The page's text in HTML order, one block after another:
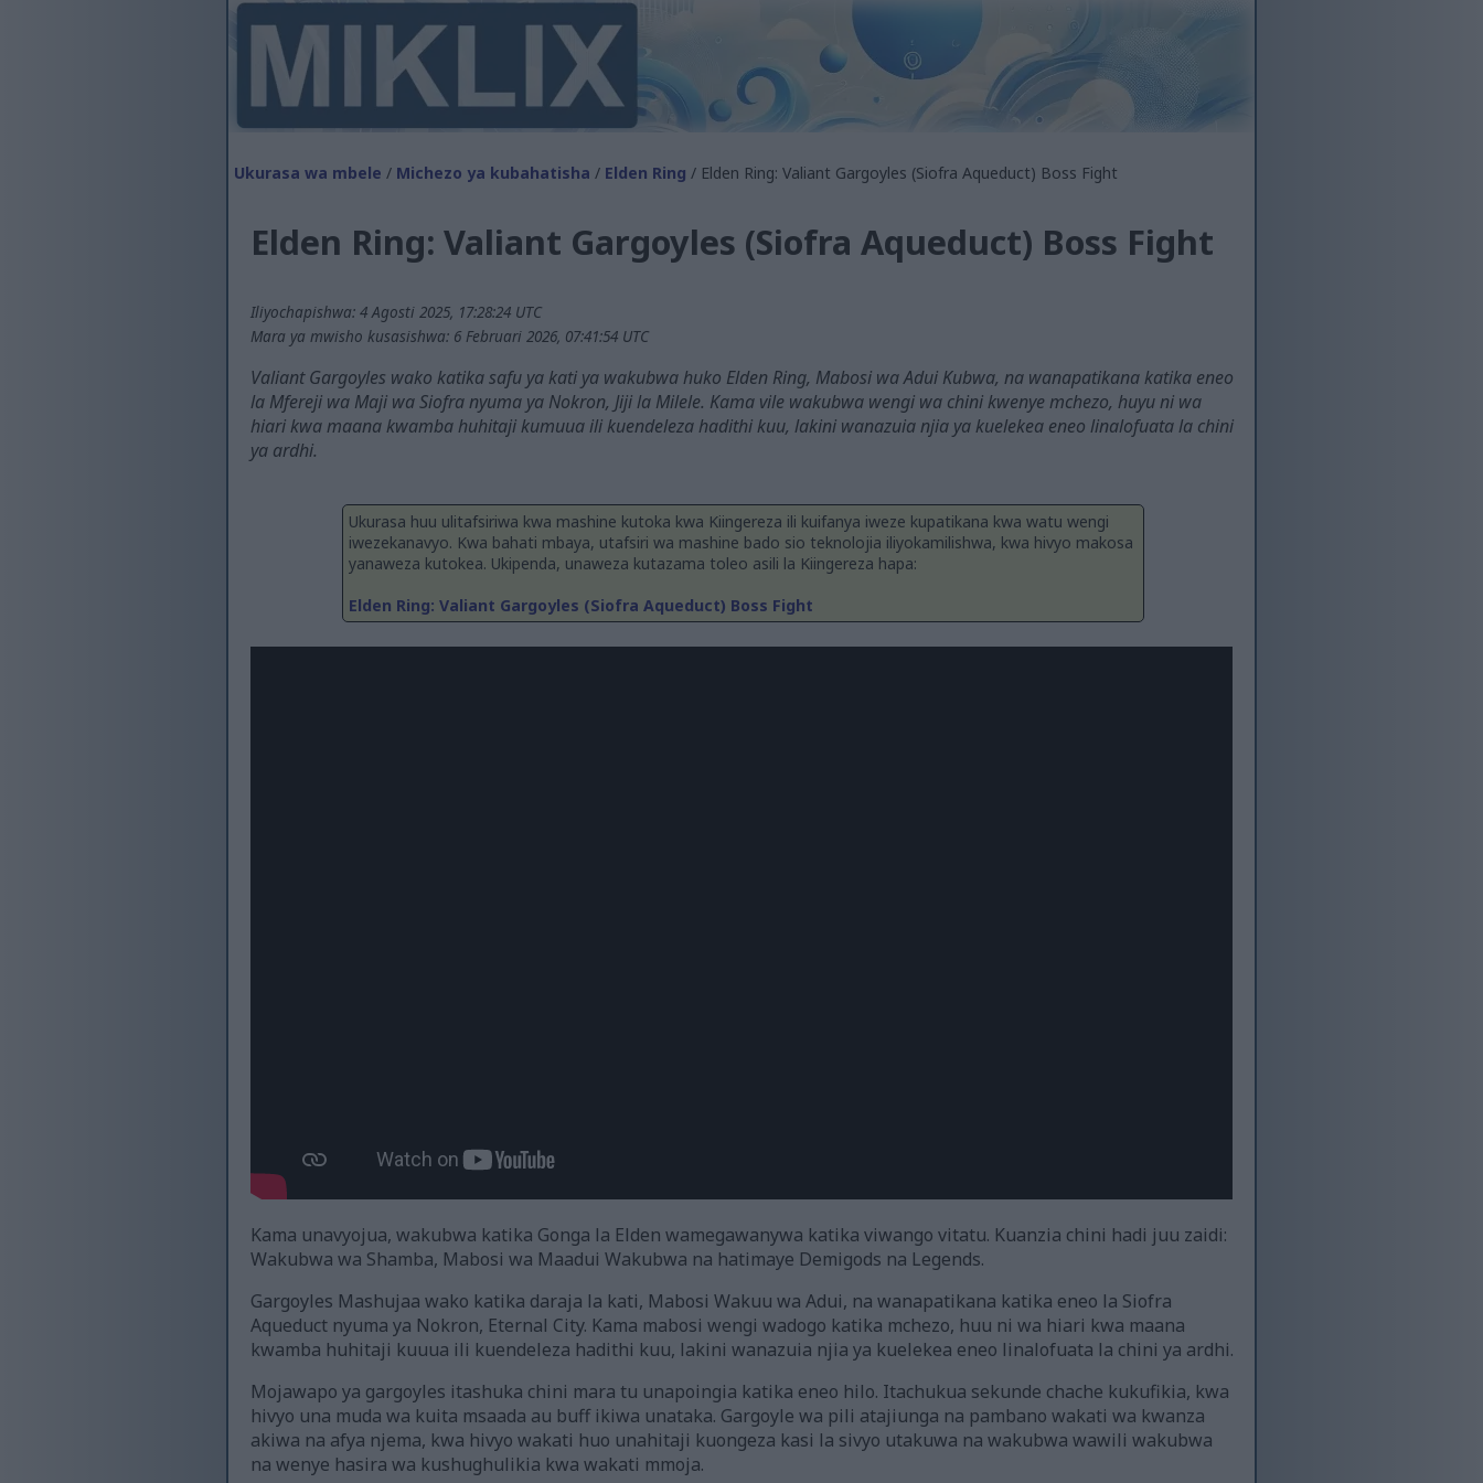
Ukurasa wa mbele / Michezo ya kubahatisha / Elden Ring / Elden Ring: Valiant Gargoyles (Siofra Aqueduct) Boss Fight
Elden Ring: Valiant Gargoyles (Siofra Aqueduct) Boss Fight
Iliyochapishwa: 4 Agosti 2025, 17:28:24 UTC
Mara ya mwisho kusasishwa: 6 Februari 2026, 07:41:54 UTC
Valiant Gargoyles wako katika safu ya kati ya wakubwa huko Elden Ring, Mabosi wa Adui Kubwa, na wanapatikana katika eneo
la Mfereji wa Maji wa Siofra nyuma ya Nokron, Jiji la Milele. Kama vile wakubwa wengi wa chini kwenye mchezo, huyu ni wa
hiari kwa maana kwamba huhitaji kumuua ili kuendeleza hadithi kuu, lakini wanazuia njia ya kuelekea eneo linalofuata la chini
ya ardhi.
Ukurasa huu ulitafsiriwa kwa mashine kutoka kwa Kiingereza ili kuifanya iweze kupatikana kwa watu wengi
iwezekanavyo. Kwa bahati mbaya, utafsiri wa mashine bado sio teknolojia iliyokamilishwa, kwa hivyo makosa
yanaweza kutokea. Ukipenda, unaweza kutazama toleo asili la Kiingereza hapa:
Elden Ring: Valiant Gargoyles (Siofra Aqueduct) Boss Fight
Kama unavyojua, wakubwa katika Gonga la Elden wamegawanywa katika viwango vitatu. Kuanzia chini hadi juu zaidi:
Wakubwa wa Shamba, Mabosi wa Maadui Wakubwa na hatimaye Demigods na Legends.
Gargoyles Mashujaa wako katika daraja la kati, Mabosi Wakuu wa Adui, na wanapatikana katika eneo la Siofra
Aqueduct nyuma ya Nokron, Eternal City. Kama mabosi wengi wadogo katika mchezo, huu ni wa hiari kwa maana
kwamba huhitaji kuuua ili kuendeleza hadithi kuu, lakini wanazuia njia ya kuelekea eneo linalofuata la chini ya ardhi.
Mojawapo ya gargoyles itashuka chini mara tu unapoingia katika eneo hilo. Itachukua sekunde chache kukufikia, kwa
hivyo una muda wa kuita msaada au buff ikiwa unataka. Gargoyle wa pili atajiunga na pambano wakati wa kwanza
akiwa na afya njema, kwa hivyo wakati huo unahitaji kuongeza kasi la sivyo utakuwa na wakubwa wawili wakubwa
na wenye hasira wa kushughulikia kwa wakati mmoja.